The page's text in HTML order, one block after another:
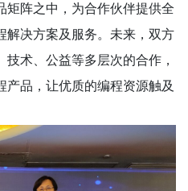
矩阵之中，为合作伙伴提供全
解决方案及服务。未来，双方
术、公益等多层次的合作，
品，让优质的编程资源触及